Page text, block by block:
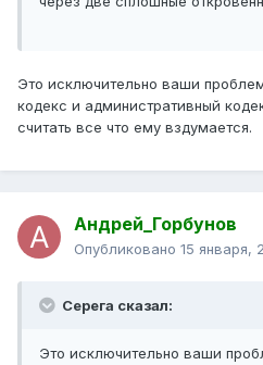
Это исключительно ваши
кодекс и административный
считать все что ему вздумается.
Андрей_Горбунов
Опубликовано 15 января,
Серега сказал:
Это исключительно ваши